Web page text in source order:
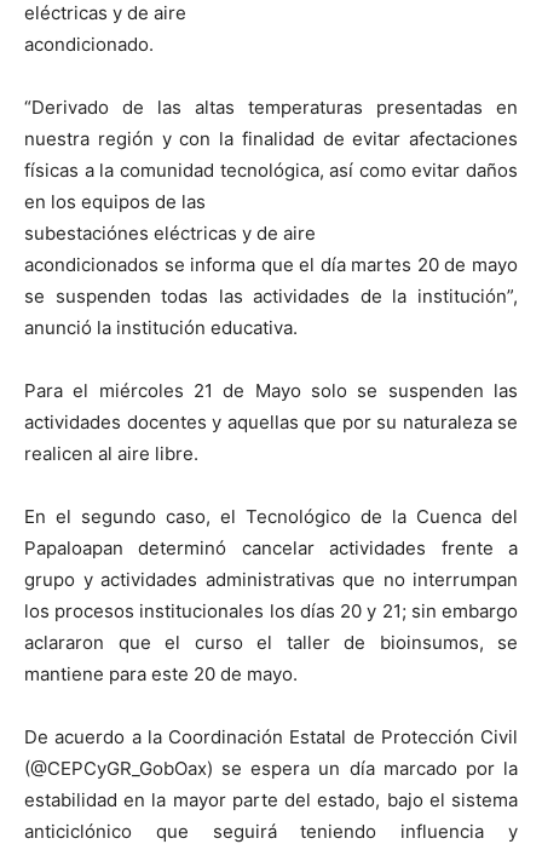
eléctricas y de aire
acondicionado.
“Derivado de las altas temperaturas presentadas en
nuestra región y con la finalidad de evitar afectaciones
físicas a la comunidad tecnológica, así como evitar daños
en los equipos de las
subestaciónes eléctricas y de aire
acondicionados se informa que el día martes 20 de mayo
se suspenden todas las actividades de la institución”,
anunció la institución educativa.
Para el miércoles 21 de Mayo solo se suspenden las
actividades docentes y aquellas que por su naturaleza se
realicen al aire libre.
En el segundo caso, el Tecnológico de la Cuenca del
Papaloapan determinó cancelar actividades frente a
grupo y actividades administrativas que no interrumpan
los procesos institucionales los días 20 y 21; sin embargo
aclararon que el curso el taller de bioinsumos, se
mantiene para este 20 de mayo.
De acuerdo a la Coordinación Estatal de Protección Civil
(@CEPCyGR_GobOax) se espera un día marcado por la
estabilidad en la mayor parte del estado, bajo el sistema
anticiclónico que seguirá teniendo influencia y